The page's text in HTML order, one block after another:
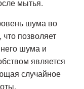
мытья.
шума во
позволяет
шума и
является
случайное